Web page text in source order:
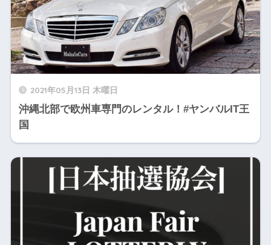
2021年05月13日 木曜日
沖縄北部で欧州車専門のレンタル！#ヤンバルIT王
国